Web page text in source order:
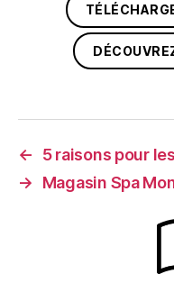
←
5 raisons pour
→
Magasin Spa